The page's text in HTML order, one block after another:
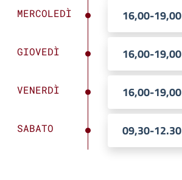
MERCOLEDÌ 16,00-19,00
GIOVEDÌ 16,00-19,00
VENERDÌ 16,00-19,00
SABATO 09,30-12.30